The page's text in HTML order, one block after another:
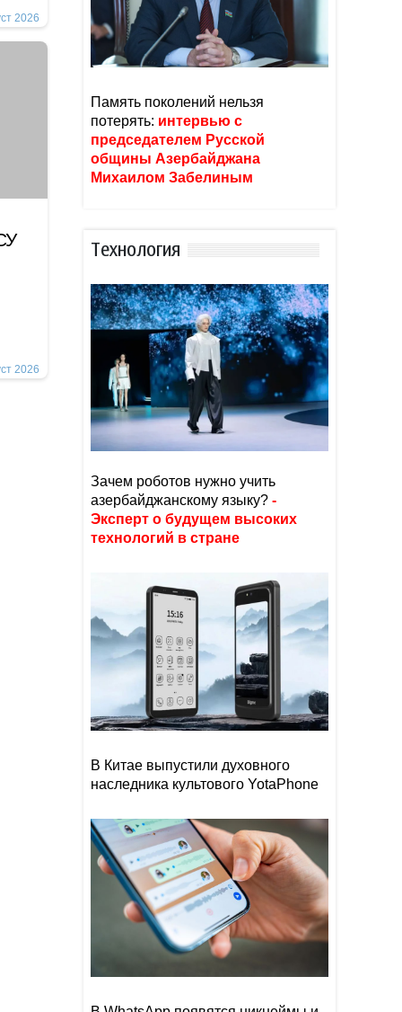
2026
2026
Память поколений нельзя
потерять: интервью с
председателем Русской
общины Азербайджана
Михаилом Забелиным
Тexнoлoгия
Зачем роботов нужно учить
азербайджанскому языку? -
Эксперт о будущем высоких
технологий в стране
В Китае выпустили духовного
наследника культового YotaPhone